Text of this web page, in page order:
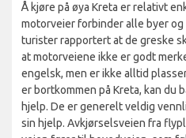
Å kjøre på øya Kreta er relativt
motorveier forbinder alle byer og
turister rapportert at de greske
at motorveiene ikke er godt
engelsk, men er ikke alltid
er bortkommen på Kreta, kan du
hjelp. De er generelt veldig
sin hjelp. Avkjørselsveien fra